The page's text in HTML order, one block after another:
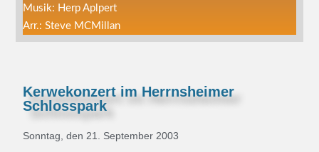
Musik: Herp Aplpert
Arr.: Steve MCMillan
Kerwekonzert im Herrnsheimer
Schlosspark
Sonntag, den 21. September 2003